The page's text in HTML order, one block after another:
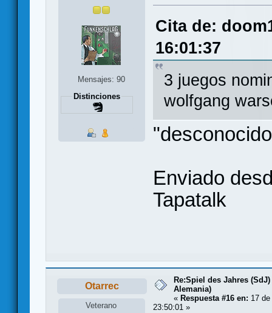
Mensajes: 90
Distinciones
Cita de:
16:01:37
3 juegos
wolfgang
Enviado
Tapatalk
Otarrec
Veterano
Re:Spiel des Jahres
Alemania)
« Respuesta #16 en: 17
23:50:01 »